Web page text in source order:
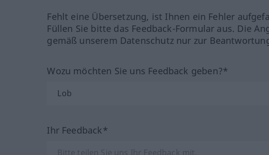
Fehlt eine Übersetzung, ist Ihnen ein Fehler
Füllen Sie bitte das Feedback-Formular aus. Die
gemäß unserem Datenschutz nur zur
Wozu möchten Sie uns Feedback geben?*
Ihr Feedback*